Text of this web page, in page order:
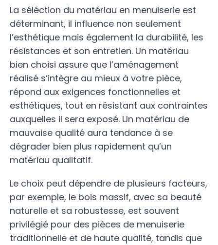
La séléction du matériau en menuiserie est
déterminant, il influence non seulement
l’esthétique mais également la durabilité, les
résistances et son entretien. Un matériau
bien choisi assure que l’aménagement
réalisé s’intègre au mieux à votre pièce,
répond aux exigences fonctionnelles et
esthétiques, tout en résistant aux contraintes
auxquelles il sera exposé. Un matériau de
mauvaise qualité aura tendance à se
dégrader bien plus rapidement qu’un
matériau qualitatif.
Le choix peut dépendre de plusieurs facteurs,
par exemple, le bois massif, avec sa beauté
naturelle et sa robustesse, est souvent
privilégié pour des pièces de menuiserie
traditionnelle et de haute qualité, tandis que